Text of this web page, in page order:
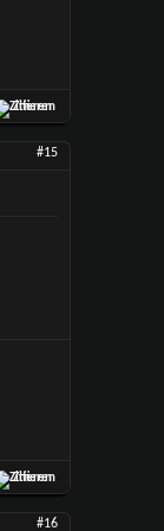
Zitieren
#15
Zitieren
#16